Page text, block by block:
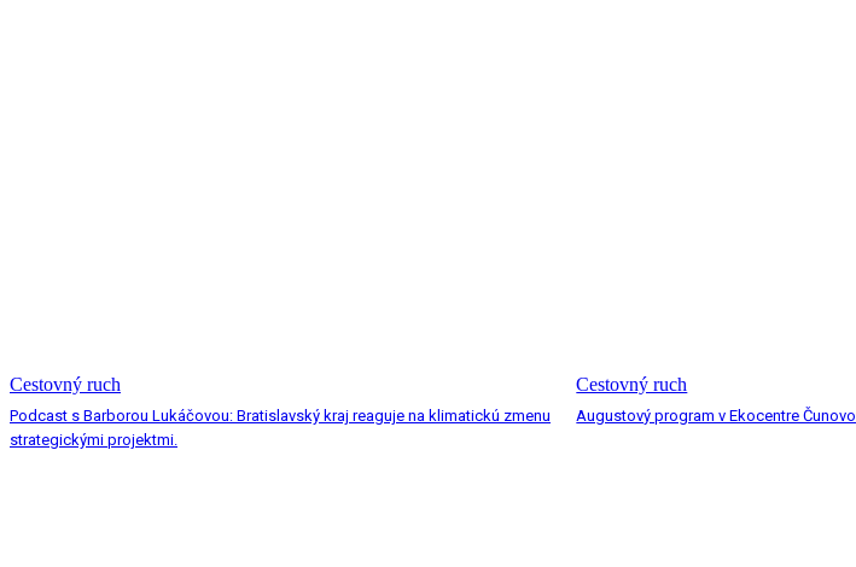
Cestovný ruch
Podcast s Barborou Lukáčovou: Bratislavský kraj reaguje na klimatickú zmenu
strategickými projektmi.
Cestovný ruch
Augustový program v Ekocentre Čunovo